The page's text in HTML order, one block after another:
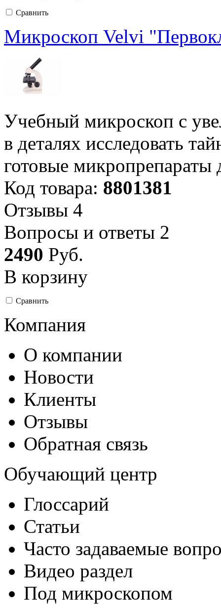
Сравнить
Микроскоп Velvi
Учебный микроскоп с
в деталях исследовать
готовые микропрепараты
Код товара: 8801381
Отзывы 4
Вопросы и ответы 2
2490 Руб.
В корзину
Сравнить
Компания
О компании
Новости
Клиенты
Отзывы
Обратная связь
Обучающий центр
Глоссарий
Статьи
Часто задаваемые
Видео раздел
Под микроскопом